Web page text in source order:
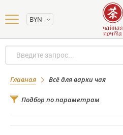
BYN
Главная Всё для варки чая
Всё для варки чая
Подбор по параметрам